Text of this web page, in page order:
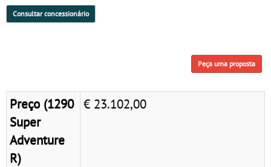
Consultar concessionário
Peça uma proposta
Preço (1290
Super
Adventure
R)
€ 23.102,00